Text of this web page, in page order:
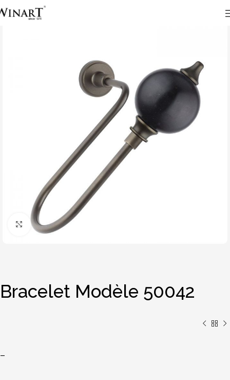
Click to enlarge
Bracelet Modèle 50042
–